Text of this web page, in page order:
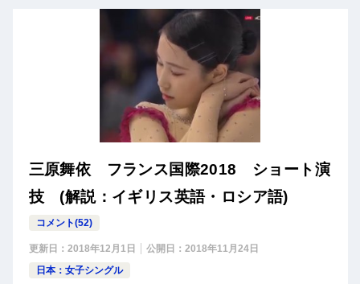
三原舞依 フランス国際2018 ショート演
技 (解説：イギリス英語・ロシア語)
コメント(52)
更新日： 2018年12月1日 公開日： 2018年11月24日
日本：女子シングル